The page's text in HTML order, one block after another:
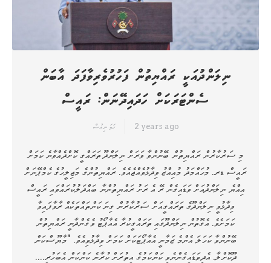
ނިލަންދުއަކީ ރައްޔިތުން ފަހުރުވެރިވާފަދަ އާބަން
ސެންޓަރަކަށް ހަދައިދޭނަން: ރައީސް
ހަމަ ނިއުސް 2 years ago
މި ސަރުކާރުން ރައްޔިތުން ބޭނުންވާ ވަރަށް ނިލަންދޫ ތަރައްގީ ކޮށްދެއްވާނެ ކަމަށް
ރައީސް ޑރ. މުހައްމަދު މުއިއްޒު ވިދާޅުވެއްޖެއެވެ. ރައްޔިތުންގެ މަޖިލީހުގެ ކެމްޕޭނަށް
އިއްޔެ ނިލަންދުއަށް ވަޑައިގެން ރޭ އެ ރަށު ރައްޔިތުންނާ ބައްދަލުކުރައްވައި ރައީސް
ވިދާޅުވީ ނިލަންދޫގެ ތަރައްގީއަށް ސަރުކާރުން ގިނަ ކަންތައްތަކެއް ރާވާފައިވާ
ކަމަށެވެ. އެގޮތުން ނިލަންދޫގައި ތަރައްގީކުރާ އެއާޕޯޓު ވެގެންދާނީ ރައްޔިތުން
ބޭނުންވާ ކަހަލަ އެންމެ ޒަމާނީ އެއާޕޯޓަކަށް ކަމަށް ވިދާޅުވިއެވެ. "މާޔޫސްކަން
ދޫކޮށްލާ. އެދިވަޑައިގެންނެވި ކަންކަމުގެ އިތުރަށް ކުރާނެ ކަންކަން އެބަހުރި.…